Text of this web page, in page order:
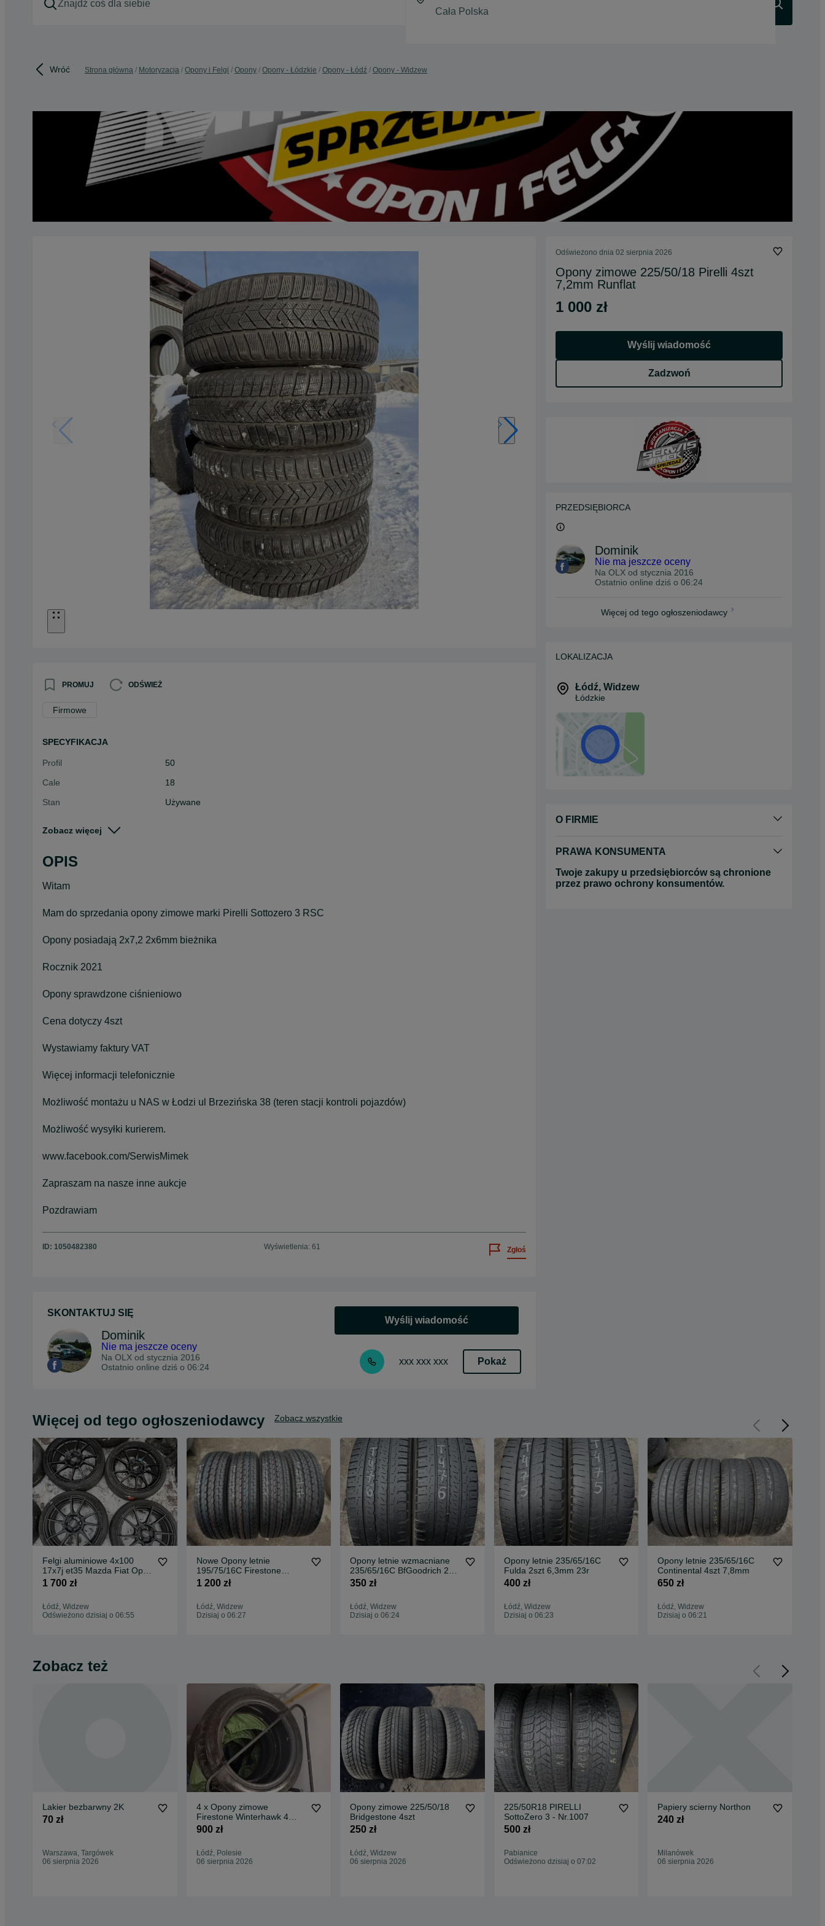
Wróć Strona główna Motoryzacja Opony i Felgi Opony Opony - Łódzkie Opony - Łódź Opony - Widzew
PROMUJ ODŚWIEŻ
Firmowe
SPECYFIKACJA
Profil
50
Cale
18
Stan
Używane
Szerokość
Zobacz więcej
OPIS
Witam
Mam do sprzedania opony zimowe marki Pirelli Sottozero 3 RSC
Opony posiadają 2x7,2 2x6mm bieżnika
Rocznik 2021
Opony sprawdzone ciśnieniowo
Cena dotyczy 4szt
Wystawiamy faktury VAT
Więcej informacji telefonicznie
Możliwość montażu u NAS w Łodzi ul Brzezińska 38 (teren stacji kontroli pojazdów)
Możliwość wysyłki kurierem.
www.facebook.com/SerwisMimek
Zapraszam na nasze inne aukcje
Pozdrawiam
ID: 1050482380 Wyświetlenia: 61 Zgłoś
SKONTAKTUJ SIĘ
Dominik
Nie ma jeszcze oceny
Na OLX od stycznia 2016
Ostatnio online dziś o 06:24
Wyślij wiadomość
xxx xxx xxx Pokaż
Odświeżono dnia 02 sierpnia 2026
Opony zimowe 225/50/18 Pirelli 4szt
7,2mm Runflat
1 000 zł
Wyślij wiadomość
Zadzwoń
PRZEDSIĘBIORCA
Dominik
Nie ma jeszcze oceny
Na OLX od stycznia 2016
Ostatnio online dziś o 06:24
Więcej od tego ogłoszeniodawcy
LOKALIZACJA
Łódź, Widzew
Łódzkie
O FIRMIE
PRAWA KONSUMENTA
Twoje zakupy u przedsiębiorców są chronione
przez prawo ochrony konsumentów.
Więcej od tego ogłoszeniodawcy Zobacz wszystkie
Felgi aluminiowe 4x100
17x7j et35 Mazda Fiat Opel
Toyota
1 700 zł
Łódź, Widzew
Odświeżono dzisiaj o 06:55
Nowe Opony letnie
195/75/16C Firestone
Vanhawk 2 4szt
1 200 zł
Łódź, Widzew
Dzisiaj o 06:27
Opony letnie wzmacniane
235/65/16C BfGoodrich 2szt
6mm
350 zł
Łódź, Widzew
Dzisiaj o 06:24
Opony letnie 235/65/16C
Fulda 2szt 6,3mm 23r
400 zł
Łódź, Widzew
Dzisiaj o 06:23
Opony letnie 235/65/16C
Continental 4szt 7,8mm
650 zł
Łódź, Widzew
Dzisiaj o 06:21
Zobacz też
Lakier bezbarwny 2K
70 zł
Warszawa, Targówek
06 sierpnia 2026
4 x Opony zimowe
Firestone Winterhawk 4
225/50R18 99V
900 zł
Łódź, Polesie
06 sierpnia 2026
Opony zimowe 225/50/18
Bridgestone 4szt
250 zł
Łódź, Widzew
06 sierpnia 2026
225/50R18 PIRELLI
SottoZero 3 - Nr.1007
500 zł
Pabianice
Odświeżono dzisiaj o 07:02
Papiery scierny Northon
240 zł
Milanówek
06 sierpnia 2026